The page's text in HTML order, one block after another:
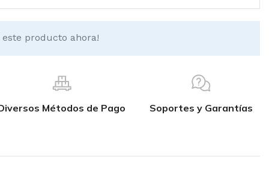
este producto ahora!
Métodos de Pago Soportes y Garantías